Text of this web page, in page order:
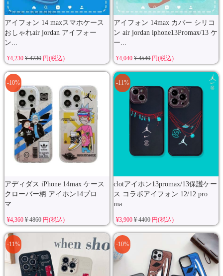
アイフォン 14 maxスマホケース
おしゃれair jordan アイフォー
ン...
¥4,230 ¥ 4730円(税込)
アイフォン 14max カバー シリコ
ン air jordan iphone13Promax/13 ケ
ー...
¥4,040¥ 4540円(税込)
アディダス iPhone 14max ケース
クローバー柄 アイホン14プロ
マ...
-10%
¥4,360 ¥ 4860円(税込)
clotアイホン13promax/13保護ケー
ス コラボアイフォン 12/12 pro
ma...
-11%
¥3,900¥ 4400円(税込)
-11% -10%